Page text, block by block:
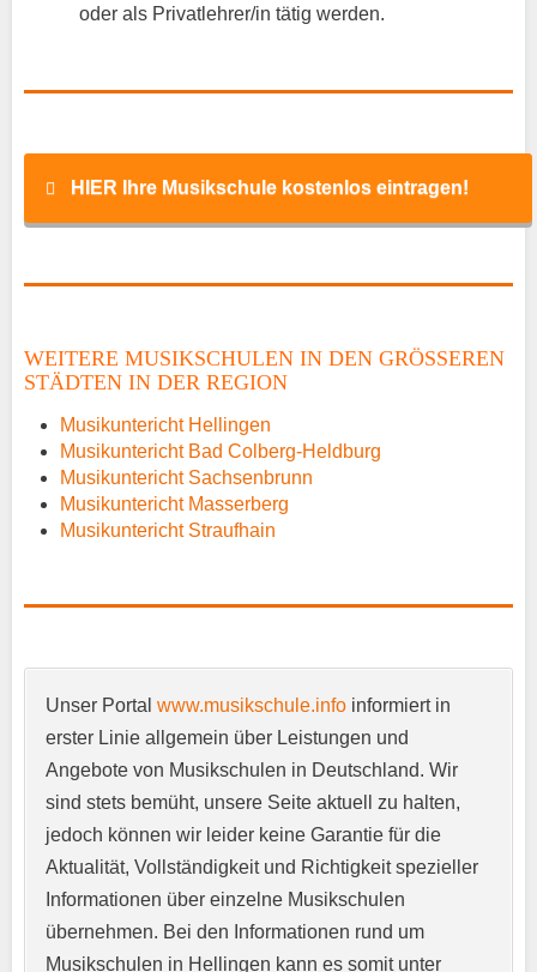
oder als Privatlehrer/in tätig werden.
HIER Ihre Musikschule kostenlos eintragen!
Anschrift
E-Mail-Adresse*
WEITERE MUSIKSCHULEN IN DEN GRÖSSEREN S
TÄDTEN IN DER REGION
Musikuntericht Hellingen
Musikuntericht Bad Colberg-Heldburg
Musikuntericht Sachsenbrunn
Musikuntericht Masserberg
Musikuntericht Straufhain
Unser Portal www.musikschule.info informiert in
erster Linie allgemein über Leistungen und
Angebote von Musikschulen in Deutschland. Wir
sind stets bemüht, unsere Seite aktuell zu halten,
jedoch können wir leider keine Garantie für die
Aktualität, Vollständigkeit und Richtigkeit spezieller
Informationen über einzelne Musikschulen
übernehmen. Bei den Informationen rund um
Musikschulen in Hellingen kann es somit unter